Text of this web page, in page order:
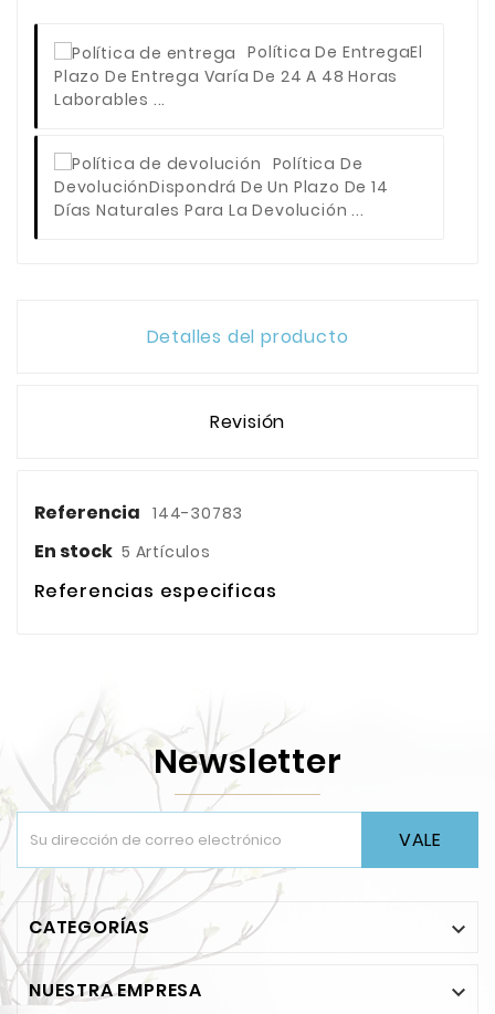
Política De EntregaEl
Plazo De Entrega Varía De 24 A 48 Horas
Laborables ...
Política De
DevoluciónDispondrá De Un Plazo De 14
Días Naturales Para La Devolución ...
Detalles del producto
Revisión
Referencia 144-30783
En stock 5 Artículos
Referencias especificas
Newsletter
VALE
CATEGORÍAS 
NUESTRA EMPRESA 